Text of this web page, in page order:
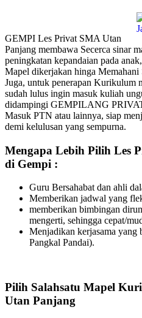
GEMPI Les Privat SMA Utan
Panjang membawa Secerca sinar
peningkatan kepandaian pada
Mapel dikerjakan hinga Memahani
Juga, untuk penerapan Kurikulum
sudah lulus ingin masuk kuliah
didampingi GEMPILANG
Masuk PTN atau lainnya, siap
demi kelulusan yang sempurna.
Mengapa Lebih Pilih Les
di Gempi :
Guru Bersahabat dan ahli
Memberikan jadwal yang
memberikan bimbingan
mengerti, sehingga cepat/
Menjadikan kerjasama
Pangkal Pandai).
Pilih Salahsatu Mapel
Utan Panjang